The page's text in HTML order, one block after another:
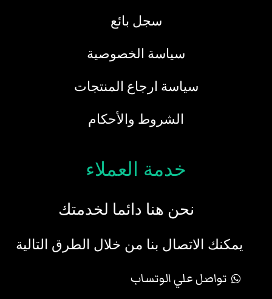
سجل بائع
سياسة الخصوصية
سياسة ارجاع المنتجات
الشروط والأحكام
خدمة العملاء
نحن هنا دائما لخدمتك
يمكنك الاتصال بنا من خلال الطرق التالية
تواصل علي الوتساب